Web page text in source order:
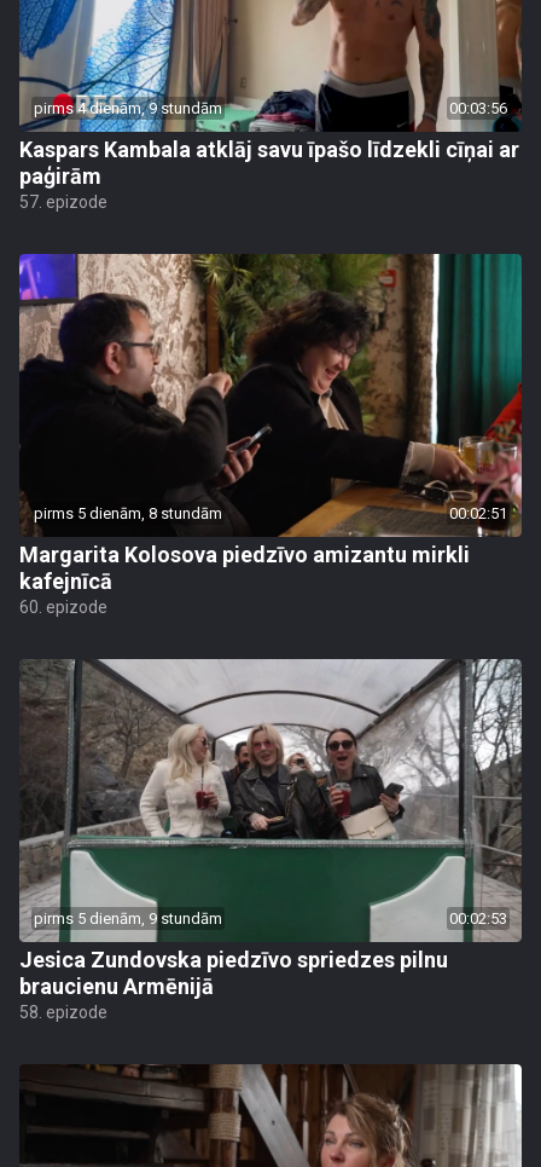
pirms 4 dienām, 9 stundām 00:03:56
Kaspars Kambala atklāj savu īpašo līdzekli cīņai ar
paģirām
57. epizode
pirms 5 dienām, 8 stundām 00:02:51
Margarita Kolosova piedzīvo amizantu mirkli
kafejnīcā
60. epizode
pirms 5 dienām, 9 stundām 00:02:53
Jesica Zundovska piedzīvo spriedzes pilnu
braucienu Armēnijā
58. epizode